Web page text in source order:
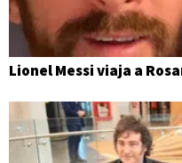
Lionel Messi viaja a